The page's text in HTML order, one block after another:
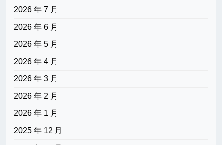
2026 年 7 月
2026 年 6 月
2026 年 5 月
2026 年 4 月
2026 年 3 月
2026 年 2 月
2026 年 1 月
2025 年 12 月